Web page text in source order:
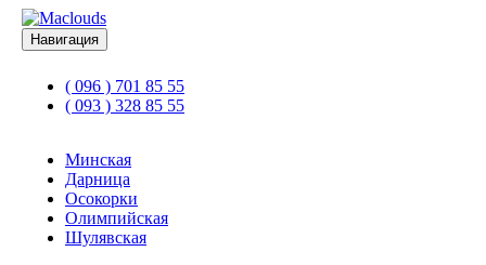
Навигация
( 096 ) 701 85 55
( 093 ) 328 85 55
Минская
Дарница
Осокорки
Олимпийская
Шулявская